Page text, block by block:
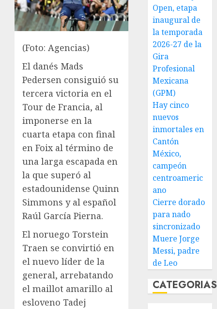
(Foto: Agencias)
El danés Mads
Pedersen consiguió su
tercera victoria en el
Tour de Francia, al
imponerse en la
cuarta etapa con final
en Foix al término de
una larga escapada en
la que superó al
estadounidense Quinn
Simmons y al español
Raúl García Pierna.
El noruego Torstein
Traen se convirtió en
el nuevo líder de la
general, arrebatando
el maillot amarillo al
esloveno Tadej
Open, etapa
inaugural de
la temporada
2026-27 de la
Gira
Profesional
Mexicana
(GPM)
Hay cinco
nuevos
inmortales en
Cantón
México,
campeón
centroameric
ano
Cierre dorado
para nado
sincronizado
Muere Jorge
Messi, padre
de Leo
CATEGORIAS